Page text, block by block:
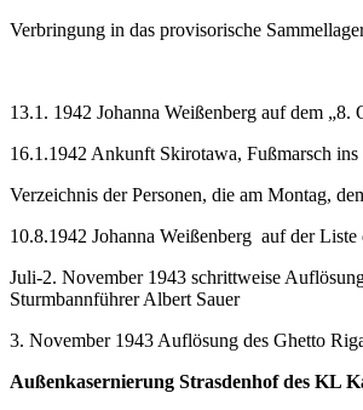
Verbringung in das provisorische
13.1. 1942 Johanna Weißenberg auf dem
16.1.1942 Ankunft Skirotawa, Fußmarsch ins
Verzeichnis der Personen, die am Montag,
10.8.1942 Johanna Weißenberg auf der
Juli-2. November 1943 schrittweise
Sturmbannführer Albert Sauer
3. November 1943 Auflösung des Ghetto
Außenkasernierung Strasdenhof des KL